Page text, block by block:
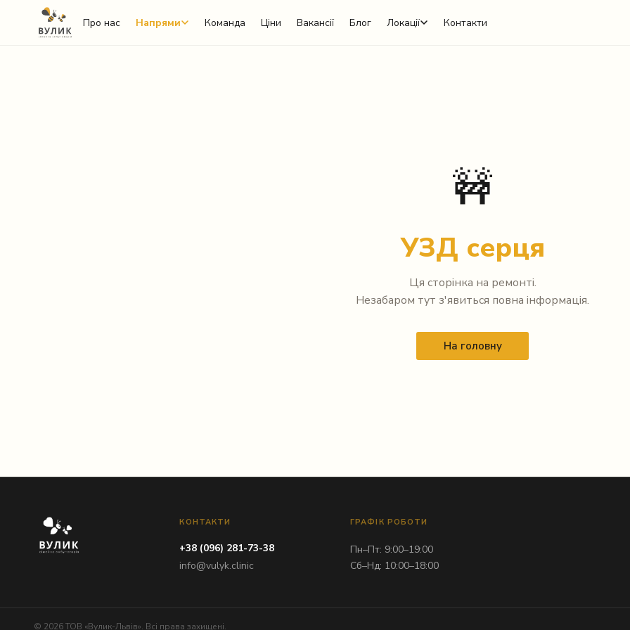
Про нас Напрями Команда Ціни Вакансії Блог Локації Контакти
🚧
УЗД серця
Ця сторінка на ремонті.
Незабаром тут з'явиться повна інформація.
На головну
КОНТАКТИ
+38 (096) 281-73-38
info@vulyk.clinic
ГРАФІК РОБОТИ
Пн–Пт: 9:00–19:00
Сб–Нд: 10:00–18:00
© 2026 ТОВ «Вулик-Львів». Всі права захищені.